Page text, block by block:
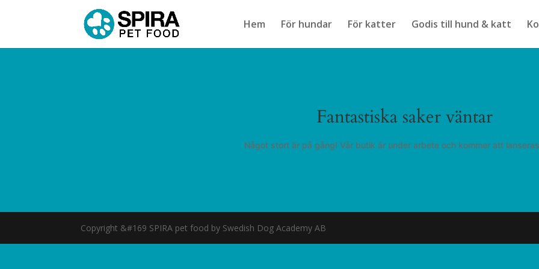
Hem För hundar För katter Godis till hund & katt
Fantastiska saker väntar
Något stort är på gång! Vår butik är under arbete och kommer att
Copyright &#169 SPIRA pet food by Swedish Dog Academy AB